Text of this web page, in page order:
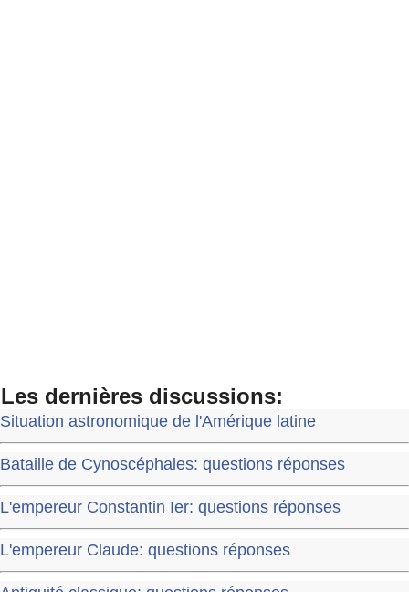
Les dernières discussions:
Situation astronomique de l'Amérique latine
Bataille de Cynoscéphales: questions réponses
L'empereur Constantin Ier: questions réponses
L'empereur Claude: questions réponses